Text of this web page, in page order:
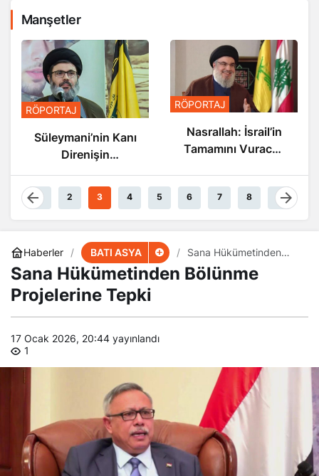
Manşetler
RÖPORTAJ
Süleymani’nin Kanı
Direnişin
Akıyor
RÖPORTAJ
Nasrallah: İsrail’in
Tamamını Vuracak
1 2 3 4 5 6 7 8 9
Haberler BATI ASYA
Sana Hükümetinden
Bölünme Projelerine
Tepki
Sana Hükümetinden Bölünme
Projelerine Tepki
17 Ocak 2026, 20:44 yayınlandı
1